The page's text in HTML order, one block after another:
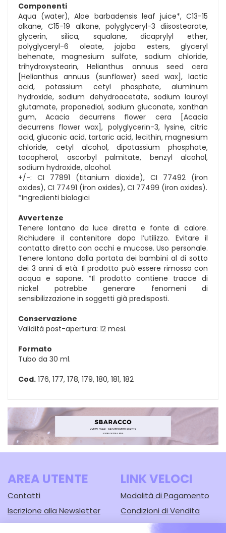
Componenti
Aqua (water), Aloe barbadensis leaf juice*, C13-15
alkane, C15-19 alkane, polyglyceryl-3 diisostearate,
glycerin, silica, squalane, dicaprylyl ether,
polyglyceryl-6 oleate, jojoba esters, glyceryl
behenate, magnesium sulfate, sodium chloride,
trihydroxystearin, Helianthus annuus seed cera
[Helianthus annuus (sunflower) seed wax], lactic
acid, potassium cetyl phosphate, aluminum
hydroxide, sodium dehydroacetate, sodium lauroyl
glutamate, propanediol, sodium gluconate, xanthan
gum, Acacia decurrens flower cera [Acacia
decurrens flower wax], polyglycerin-3, lysine, citric
acid, gluconic acid, tartaric acid, lecithin, magnesium
chloride, cetyl alcohol, dipotassium phosphate,
tocopherol, ascorbyl palmitate, benzyl alcohol,
sodium hydroxide, alcohol.
+/-: CI 77891 (titanium dioxide), CI 77492 (iron
oxides), CI 77491 (iron oxides), CI 77499 (iron oxides).
*Ingredienti biologici
Avvertenze
Tenere lontano da luce diretta e fonte di calore.
Richiudere il contenitore dopo l’utilizzo. Evitare il
contatto diretto con occhi e mucose. Uso personale.
Tenere lontano dalla portata dei bambini al di sotto
dei 3 anni di età. Il prodotto può essere rimosso con
acqua e sapone. *Il prodotto contiene tracce di
nickel potrebbe generare fenomeni di
sensibilizzazione in soggetti già predisposti.
Conservazione
Validità post-apertura: 12 mesi.
Formato
Tubo da 30 ml.
Cod. 176, 177, 178, 179, 180, 181, 182
AREA UTENTE
Contatti
Iscrizione alla Newsletter
Informativa Privacy
LINK VELOCI
Modalità di Pagamento
Condizioni di Vendita
Modalità di Spedizione e